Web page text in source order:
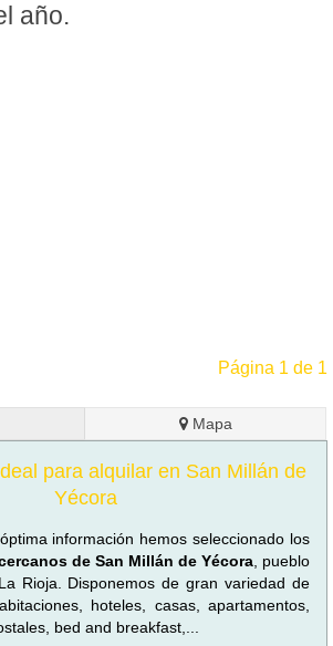
año.
Página 1 de 1
Mapa
para alquilar en San Millán de
Yécora
información hemos seleccionado los
de San Millán de Yécora , pueblo
Rioja. Disponemos de gran variedad de
hoteles, casas, apartamentos,
bed and breakfast,...